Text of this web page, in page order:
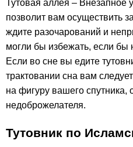
Тутовая аллея – Внезапное
позволит вам осуществить
ждите разочарований и
могли бы избежать, если бы
Если во сне вы едите
трактовании сна вам
на фигуру вашего
недоброжелателя.
Тутовник по